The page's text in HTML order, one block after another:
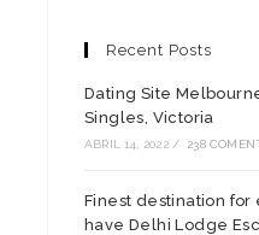
Recent Posts
Dating Site
Singles, Victoria
ABRIL 14, 2022 / 238
Finest destination
have Delhi Lodge